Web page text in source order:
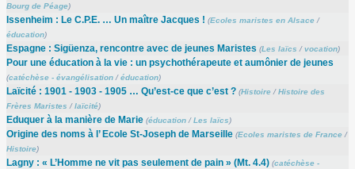
Bourg de Péage)
Issenheim : Le C.P.E. … Un maître Jacques ! (Ecoles maristes en Alsace/
éducation)
Espagne : Sigüenza, rencontre avec de jeunes Maristes (Les laïcs /vocation)
Pour une éducation à la vie : un psychothérapeute et aumônier de jeunes
(catéchèse - évangélisation/éducation)
Laïcité : 1901 - 1903 - 1905 … Qu’est-ce que c’est ? (Histoire/Histoire des
Frères Maristes /laïcité)
Eduquer à la manière de Marie (éducation/Les laïcs)
Origine des noms à l’ Ecole St-Joseph de Marseille (Ecoles maristes de France/
Histoire)
Lagny : « L’Homme ne vit pas seulement de pain » (Mt. 4.4) (catéchèse -